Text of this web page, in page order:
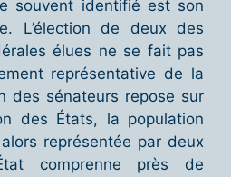
souvent identifié est son
L’élection de deux des
élues ne se fait pas
représentative de la
des sénateurs repose sur
des États, la population
représentée par deux
comprenne près de